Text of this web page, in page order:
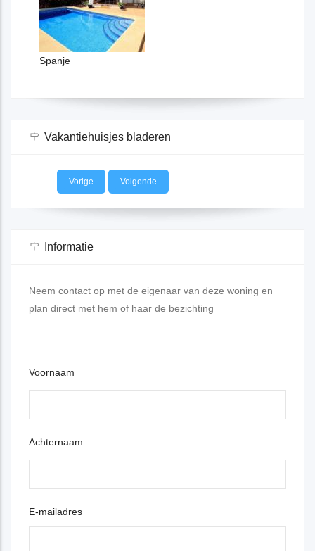
Vakantiehuisjes bladeren
Vorige Volgende
Informatie
Neem contact op met de eigenaar van deze woning en
plan direct met hem of haar de bezichting
Voornaam
Achternaam
E-mailadres